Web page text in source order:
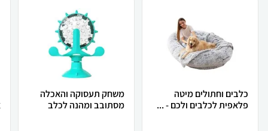
כלבים וחתולים מיטה
פלאפית לכלבים ולכם - ...
משחק תעסוקה והאכלה
מסתובב ומהנה לכלב